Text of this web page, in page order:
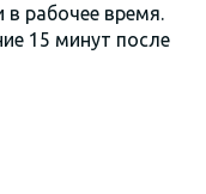
рабочее время.
15 минут после